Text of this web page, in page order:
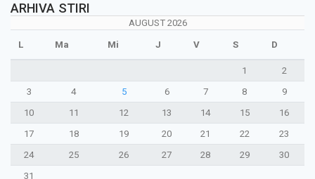
ARHIVA STIRI
AUGUST 2026
L Ma Mi J V S D
1
2
3
4 5 6 7 8
9
10
11 12 13 14 15
16
17
18 19 20 21 22
23
24
25 26 27 28 29
30
31